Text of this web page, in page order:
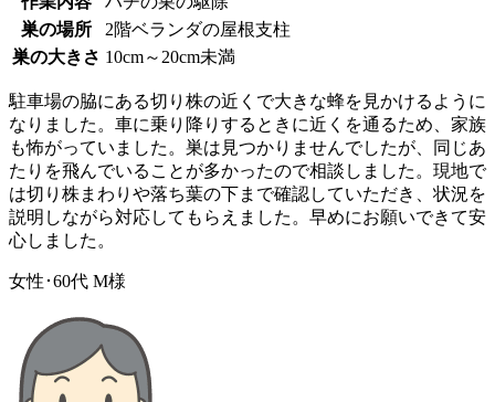
巣の場所
2階ベランダの屋根支柱
巣の大きさ 10cm～20cm未満
駐車場の脇にある切り株の近くで大きな蜂を見かけるように
なりました。車に乗り降りするときに近くを通るため、家族
も怖がっていました。巣は見つかりませんでしたが、同じあ
たりを飛んでいることが多かったので相談しました。現地で
は切り株まわりや落ち葉の下まで確認していただき、状況を
説明しながら対応してもらえました。早めにお願いできて安
心しました。
女性･60代 M様